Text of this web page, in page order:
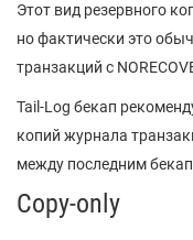
Этот вид резервного
но фактически это
транзакций с
Tail-Log бекап
копий журнала
между последним
Copy-only